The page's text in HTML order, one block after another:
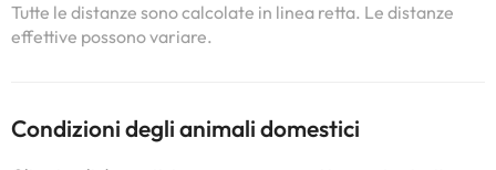
Tutte le distanze sono calcolate in linea retta. Le distanze
effettive possono variare.
Condizioni degli animali domestici